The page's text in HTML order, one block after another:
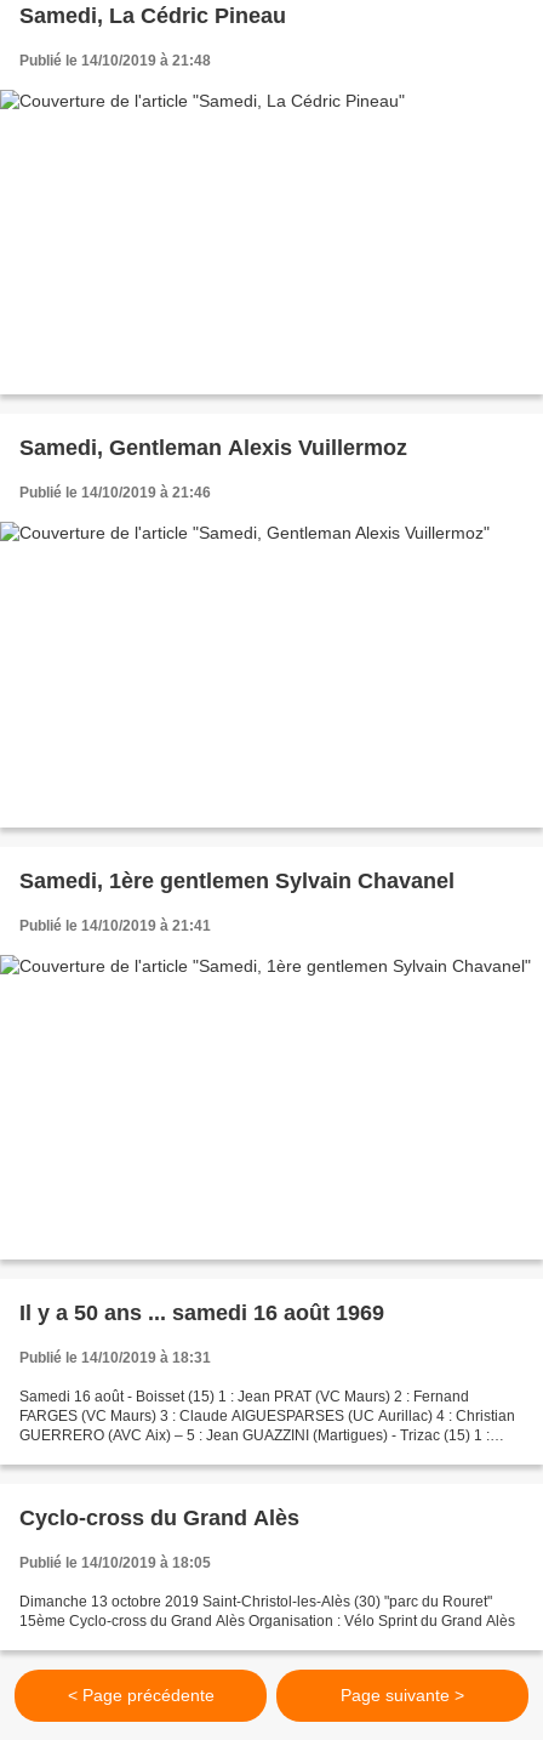
Samedi, La Cédric Pineau
Publié le 14/10/2019 à 21:48
Samedi, Gentleman Alexis Vuillermoz
Publié le 14/10/2019 à 21:46
Samedi, 1ère gentlemen Sylvain Chavanel
Publié le 14/10/2019 à 21:41
Il y a 50 ans ... samedi 16 août 1969
Publié le 14/10/2019 à 18:31
Samedi 16 août - Boisset (15) 1 : Jean PRAT (VC Maurs) 2 : Fernand
FARGES (VC Maurs) 3 : Claude AIGUESPARSES (UC Aurillac) 4 : Christian
GUERRERO (AVC Aix) – 5 : Jean GUAZZINI (Martigues) - Trizac (15) 1 :
Cyclo-cross du Grand Alès
Publié le 14/10/2019 à 18:05
Dimanche 13 octobre 2019 Saint-Christol-les-Alès (30) "parc du Rouret"
15ème Cyclo-cross du Grand Alès Organisation : Vélo Sprint du Grand Alès
< Page précédente Page suivante >